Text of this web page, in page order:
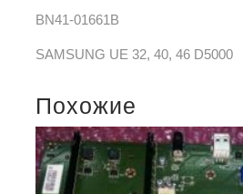
BN41-01661B
SAMSUNG UE 32, 40, 46 D5000
Похожие